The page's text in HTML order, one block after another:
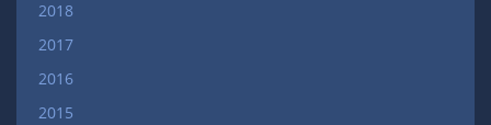
2018
2017
2016
2015